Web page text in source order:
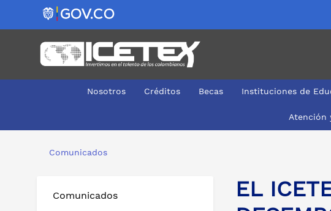
Nosotros Créditos Becas Instituciones de
Atención
Comunicados
Comunicados
EL